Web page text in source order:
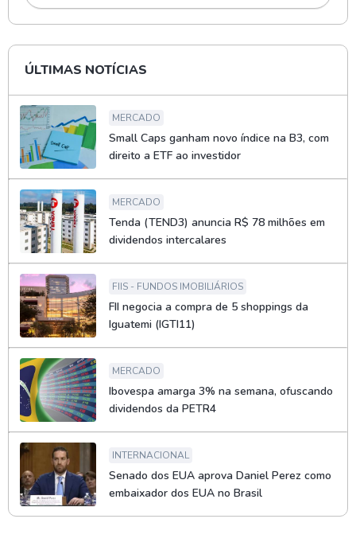
ÚLTIMAS NOTÍCIAS
MERCADO
Small Caps ganham novo índice na B3, com
direito a ETF ao investidor
MERCADO
Tenda (TEND3) anuncia R$ 78 milhões em
dividendos intercalares
FIIS - FUNDOS IMOBILIÁRIOS
FII negocia a compra de 5 shoppings da
Iguatemi (IGTI11)
MERCADO
Ibovespa amarga 3% na semana, ofuscando
dividendos da PETR4
INTERNACIONAL
Senado dos EUA aprova Daniel Perez como
embaixador dos EUA no Brasil